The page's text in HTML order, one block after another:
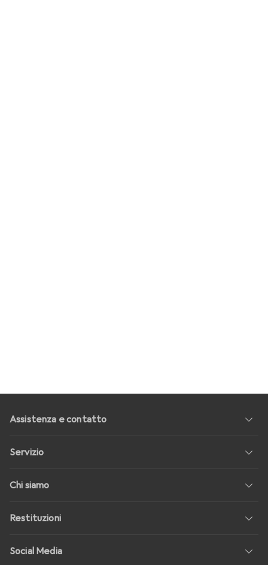
Assistenza e contatto
Servizio
Chi siamo
Restituzioni
Social Media